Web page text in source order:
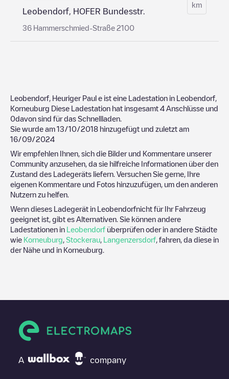
Leobendorf, HOFER Bundesstr.
36 Hammerschmied-Straße 2100
km
Leobendorf, Heuriger Paul e ist eine Ladestation in Leobendorf
Korneuburg Diese Ladestation hat insgesamt 4 Anschlüsse und
0davon sind für das Schnellladen.
Sie wurde am 13/10/2018 hinzugefügt und zuletzt am
16/09/2024
Wir empfehlen Ihnen, sich die Bilder und Kommentare unserer
Community anzusehen, da sie hilfreiche Informationen über den
Zustand des Ladegeräts liefern. Versuchen Sie gerne, Ihre
eigenen Kommentare und Fotos hinzuzufügen, um den anderen
Nutzern zu helfen.
Wenn dieses Ladegerät in Leobendorfnicht für Ihr Fahrzeug
geeignet ist, gibt es Alternativen. Sie können andere
Ladestationen in Leobendorf überprüfen oder in andere Städte
wie Korneuburg Stockerau Langenzersdorf , fahren, da diese in
der Nähe und in Korneuburg
A company